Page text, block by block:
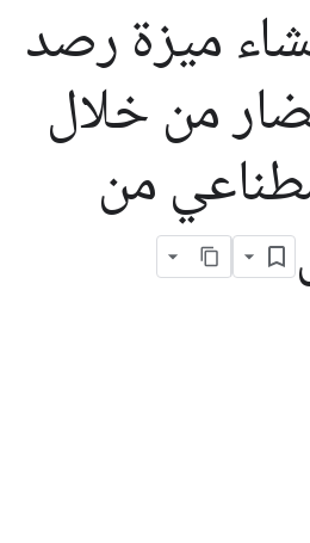
إنشاء ميزة رصد
من خلال
من